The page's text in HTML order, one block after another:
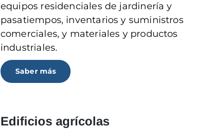
equipos residenciales de jardinería y
pasatiempos, inventarios y suministros
comerciales, y materiales y productos
industriales.
Saber más
Edificios agrícolas